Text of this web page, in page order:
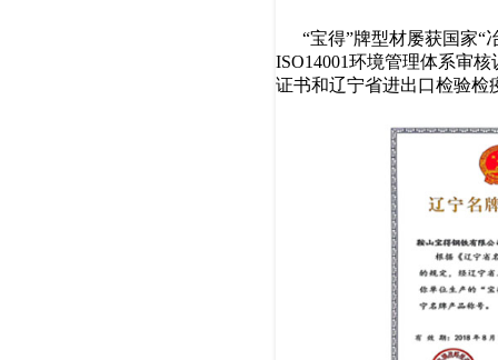
“宝得”牌型材屡获国家“
ISO14001环境管理体系审
证书和辽宁省进出口检验检